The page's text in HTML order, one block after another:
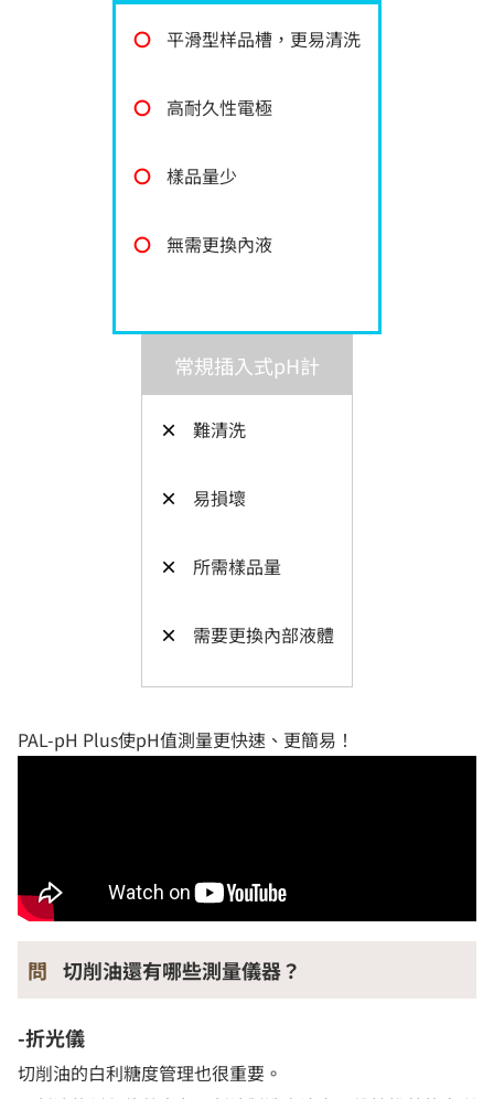
〇 平滑型样品槽，更易清洗
〇 高耐久性電極
〇 樣品量少
〇 無需更換內液
常規插入式pH計
× 難清洗
× 易損壞
× 所需樣品量
× 需要更換內部液體
PAL-pH Plus使pH值測量更快速、更簡易！
問 切削油還有哪些測量儀器？
-折光儀
切削油的白利糖度管理也很重要。